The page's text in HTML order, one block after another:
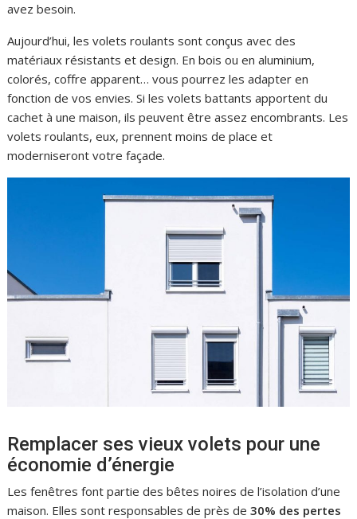
avez besoin.
Aujourd’hui, les volets roulants sont conçus avec des
matériaux résistants et design. En bois ou en aluminium,
colorés, coffre apparent… vous pourrez les adapter en
fonction de vos envies. Si les volets battants apportent du
cachet à une maison, ils peuvent être assez encombrants. Les
volets roulants, eux, prennent moins de place et
moderniseront votre façade.
Remplacer ses vieux volets pour une
économie d’énergie
Les fenêtres font partie des bêtes noires de l’isolation d’une
maison. Elles sont responsables de près de30% des pertes